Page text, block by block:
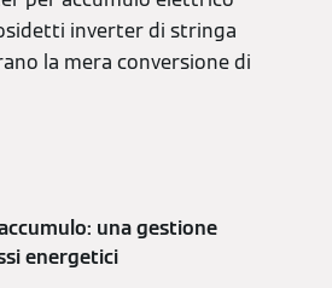
inverter di stringa
la mera conversione di
una gestione
energetici